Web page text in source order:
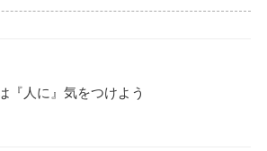
『人に』気をつけよう